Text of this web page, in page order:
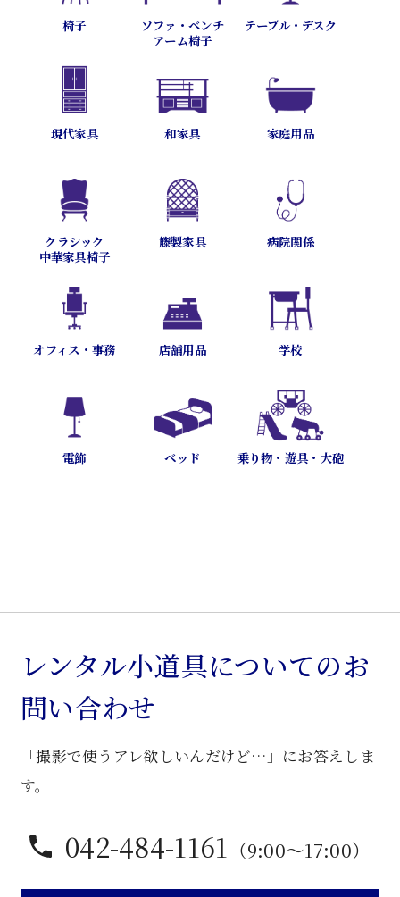
椅子
ソファ・ベンチ
アーム椅子
テーブル・デスク
現代家具 和家具 家庭用品
クラシック
中華家具椅子
籐製家具 病院関係
オフィス・事務 店舗用品 学校
電飾 ベッド 乗り物・遊具・大砲
レンタル小道具についてのお
問い合わせ
「撮影で使うアレ欲しいんだけど…」にお答えしま
す。
042-484-1161 （9:00〜17:00）